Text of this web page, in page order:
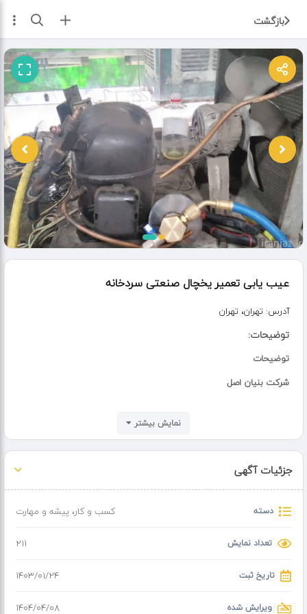
بازگشت ثبت آگهی
عیب یابی تعمیر یخچال صنعتی سردخانه
آدرس: تهران، تهران
توضیحات:
توضیحات
شرکت بنیان اصل
عیب یابی و تعمیرات سردخانه زیر صفری و بالای صفری
نشت یابی و نشتگیری
شارژ گاز با بهترین برند موجود در بازار
تعویض ترموستات
تعویض های پر شر
نمایش بیشتر
جزئیات آگهی
دسته کسب و کار، پیشه و مهارت
تعداد نمایش 211
تاریخ ثبت ۱۴۰۳/۰۱/۲۴
ویرایش شده ۱۴۰۴/۰۴/۰۸